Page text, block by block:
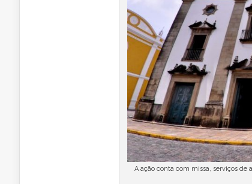
A ação conta com missa, serviços de